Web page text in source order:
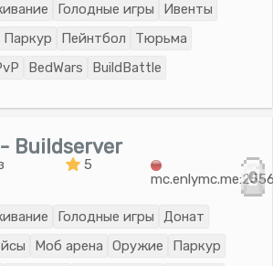
Голодные игры
Ивенты
Паркур Пейнтбол
Тюрьма
BedWars BuildBattle
Buildserver
5
0
Голодные игры
Донат
Моб арена Оружие
Паркур